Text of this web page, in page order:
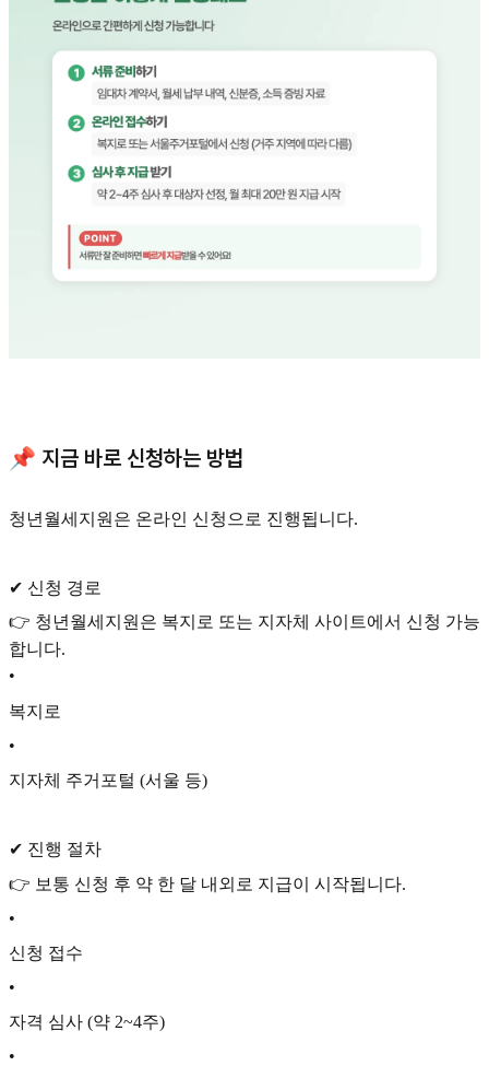
📌 지금 바로 신청하는 방법
청년월세지원은 온라인 신청으로 진행됩니다.
✔ 신청 경로
👉 청년월세지원은 복지로 또는 지자체 사이트에서 신청 가능
합니다.
•
복지로
•
지자체 주거포털 (서울 등)
✔ 진행 절차
👉 보통 신청 후 약 한 달 내외로 지급이 시작됩니다.
•
신청 접수
•
자격 심사 (약 2~4주)
•